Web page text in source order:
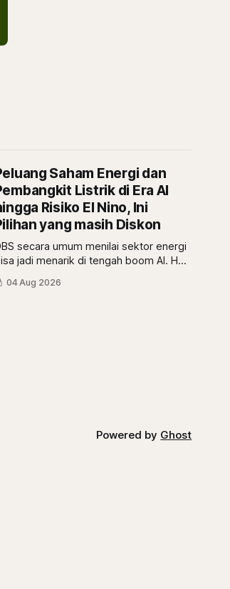
Saham Energi dan
Listrik di Era AI
Risiko El Nino, Ini
yang masih Diskon
secara umum menilai sektor energi
jadi menarik di tengah boom AI. Hal
bisa selaras dengan sudut pandang
dari Mikirduit yang mana sektor
04 Aug 2026
Powered by Ghost